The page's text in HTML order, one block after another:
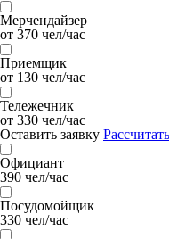
Мерчендайзер
от 370 чел/час
Приемщик
от 130 чел/час
Тележечник
от 330 чел/час
Оставить заявку
Официант
390 чел/час
Посудомойщик
330 чел/час